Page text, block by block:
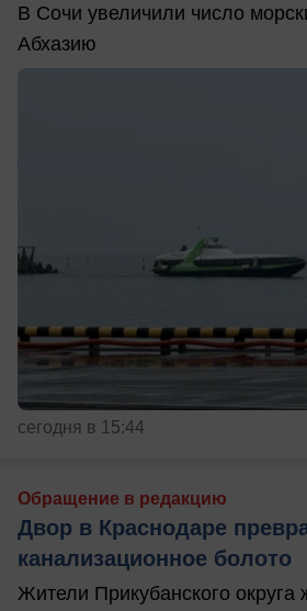
В Сочи увеличили число
Абхазию
сегодня в 15:44
Обращение в редакцию
Двор в Краснодаре
канализационное болото
Жители Прикубанского округа